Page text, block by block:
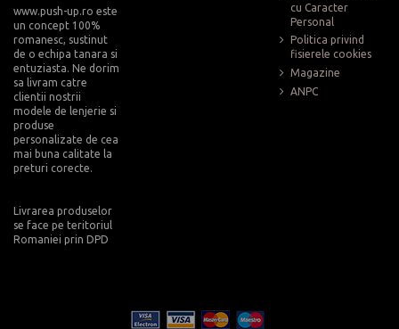
www.push-up.ro este
un concept 100%
romanesc, sustinut
de o echipa tanara si
entuziasta. Ne dorim
sa livram catre
clientii nostrii
modele de lenjerie si
produse
personalizate de cea
mai buna calitate la
preturi corecte.
Livrarea produselor
se face pe teritoriul
Romaniei prin DPD
cu Caracter
Personal
Politica privind
fisierele cookies
Magazine
ANPC